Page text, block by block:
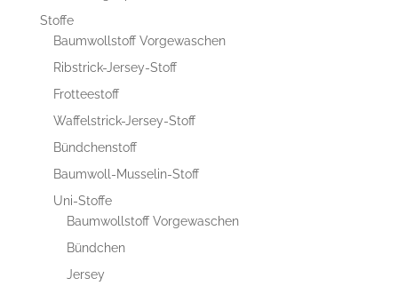
Stoffe
Baumwollstoff Vorgewaschen
Ribstrick-Jersey-Stoff
Frotteestoff
Waffelstrick-Jersey-Stoff
Bündchenstoff
Baumwoll-Musselin-Stoff
Uni-Stoffe
Baumwollstoff Vorgewaschen
Bündchen
Jersey